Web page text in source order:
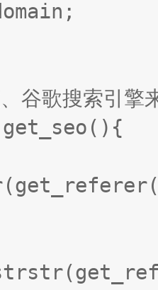
谷歌搜索引